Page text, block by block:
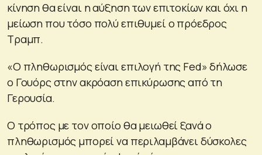
κίνηση θα είναι η αύξηση των επιτοκίων και όχι η
μείωση που τόσο πολύ επιθυμεί ο πρόεδρος
Τραμπ.
«Ο πληθωρισμός είναι επιλογή της Fed» δήλωσε
ο Γουόρς στην ακρόαση επικύρωσης από τη
Γερουσία.
Ο τρόπος με τον οποίο θα μειωθεί ξανά ο
πληθωρισμός μπορεί να περιλαμβάνει δύσκολες